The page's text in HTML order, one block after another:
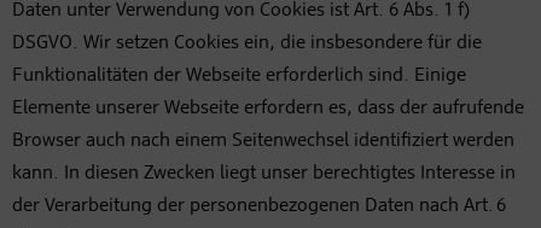
Daten unter Verwendung von Cookies ist Art. 6 Abs. 1 f)
DSGVO. Wir setzen Cookies ein, die insbesondere für die
Funktionalitäten der Webseite erforderlich sind. Einige
Elemente unserer Webseite erfordern es, dass der aufrufende
Browser auch nach einem Seitenwechsel identifiziert werden
kann. In diesen Zwecken liegt unser berechtigtes Interesse in
der Verarbeitung der personenbezogenen Daten nach Art. 6